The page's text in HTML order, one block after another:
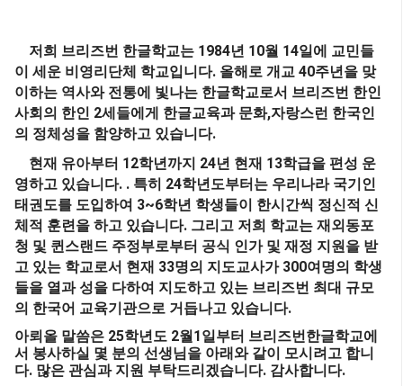
저희 브리즈번 한글학교는 1984년 10월 14일에 교민들
이 세운 비영리단체 학교입니다. 올해로 개교 40주년을 맞
이하는 역사와 전통에 빛나는 한글학교로서 브리즈번 한인
사회의 한인 2세들에게 한글교육과 문화,자랑스런 한국인
의 정체성을 함양하고 있습니다.
현재 유아부터 12학년까지 24년 현재 13학급을 편성 운
영하고 있습니다. . 특히 24학년도부터는 우리나라 국기인
태권도를 도입하여 3~6학년 학생들이 한시간씩 정신적 신
체적 훈련을 하고 있습니다. 그리고 저희 학교는 재외동포
청 및 퀸스랜드 주정부로부터 공식 인가 및 재정 지원을 받
고 있는 학교로서 현재 33명의 지도교사가 300여명의 학생
들을 열과 성을 다하여 지도하고 있는 브리즈번 최대 규모
의 한국어 교육기관으로 거듭나고 있습니다.
아뢰올 말씀은 25학년도 2월 1 일부터 브리즈번한글학교에
서 봉사하실 몇 분의 선생님을 아래와 같이 모시려고 합니
다. 많은 관심과 지원 부탁드리겠습니다. 감사합니다.